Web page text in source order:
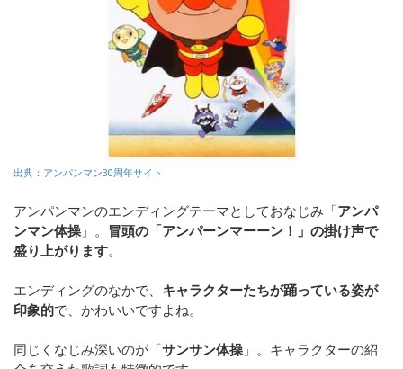
出典：アンパンマン30周年サイト
アンパンマンのエンディングテーマとしておなじみ「アンパ
ンマン体操 」。 冒頭の「アンパーンマーーン！」の掛け声で
盛り上がります。
エンディングのなかで、 キャラクターたちが踊っている姿が
印象的で、かわいいですよね。
同じくなじみ深いのが「サンサン体操 」。キャラクターの紹